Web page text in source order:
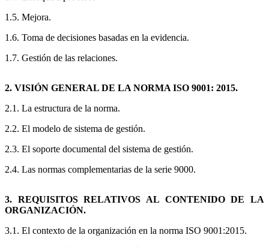
1.5. Mejora.
1.6. Toma de decisiones basadas en la evidencia.
1.7. Gestión de las relaciones.
2. VISIÓN GENERAL DE LA NORMA ISO 9001: 2015.
2.1. La estructura de la norma.
2.2. El modelo de sistema de gestión.
2.3. El soporte documental del sistema de gestión.
2.4. Las normas complementarias de la serie 9000.
3. REQUISITOS RELATIVOS AL CONTENIDO DE LA
ORGANIZACIÓN.
3.1. El contexto de la organización en la norma ISO 9001:2015.